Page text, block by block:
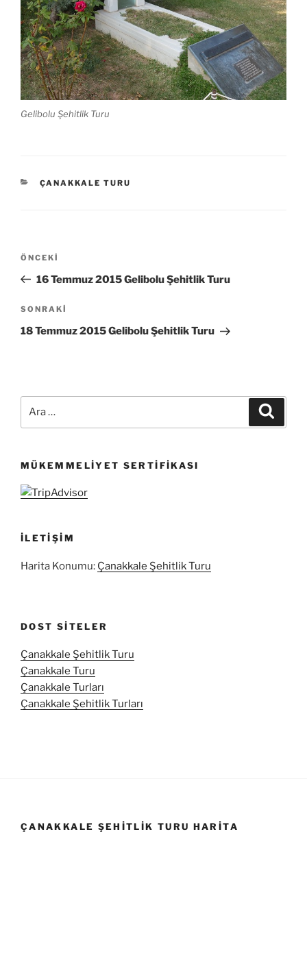
Gelibolu Şehitlik Turu
KATEGORILER
ÇANAKKALE TURU
Yazı
Önceki
Yazı
ÖNCEKI
16 Temmuz 2015 Gelibolu Şehitlik Turu
Sonraki
Yazı
SONRAKI
18 Temmuz 2015 Gelibolu Şehitlik Turu
MÜKEMMELIYET SERTIFIKASI
İLETIŞIM
Harita Konumu: Çanakkale Şehitlik Turu
DOST SITELER
Çanakkale Şehitlik Turu
Çanakkale Turu
Çanakkale Turları
Çanakkale Şehitlik Turları
ÇANAKKALE ŞEHITLIK TURU HARITA